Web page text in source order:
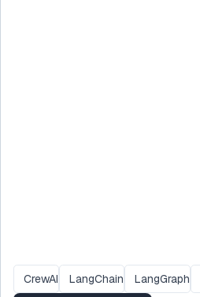
CrewAI LangChain LangGraph